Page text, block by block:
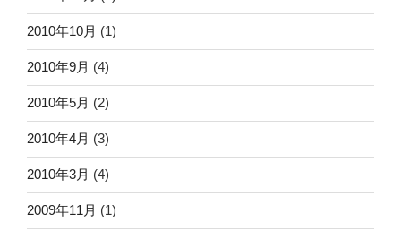
2010年10月 (1)
2010年9月 (4)
2010年5月 (2)
2010年4月 (3)
2010年3月 (4)
2009年11月 (1)